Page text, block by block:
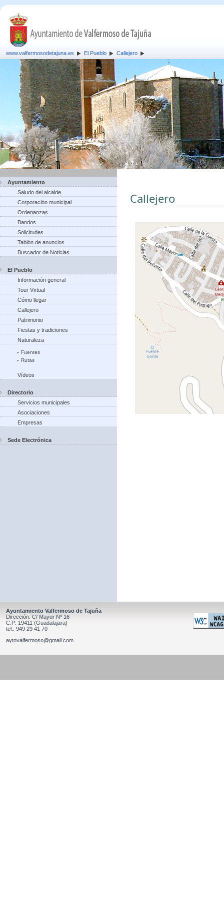
www.valfermosodetajuna.es El Pueblo Callejero
Ayuntamiento
Saludo del alcalde
Corporación municipal
Ordenanzas
Bandos
Solicitudes
Tablón de anuncios
Buscador de Noticias
El Pueblo
Información general
Tour Virtual
Cómo llegar
Callejero
Patrimonio
Fiestas y tradiciones
Naturaleza
Fuentes
Rutas
Vídeos
Directorio
Servicios municipales
Asociaciones
Empresas
Sede Electrónica
Callejero
Ayuntamiento Valfermoso de Tajuña
Dirección: C/ Mayor Nº 16
C.P: 19411 (Guadalajara)
tel.: 949 29 41 70
aytovalfermoso@gmail.com